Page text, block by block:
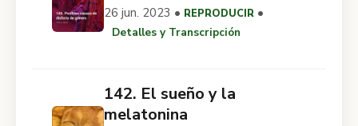
26 jun. 2023 • REPRODUCIR •
Detalles y Transcripción
142. El sueño y la
melatonina